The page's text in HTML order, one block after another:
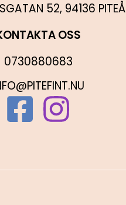
52, 94136 PITEÅ
OSS
0730880683